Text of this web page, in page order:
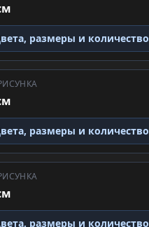
размеры и количество
размеры и количество
размеры и количество